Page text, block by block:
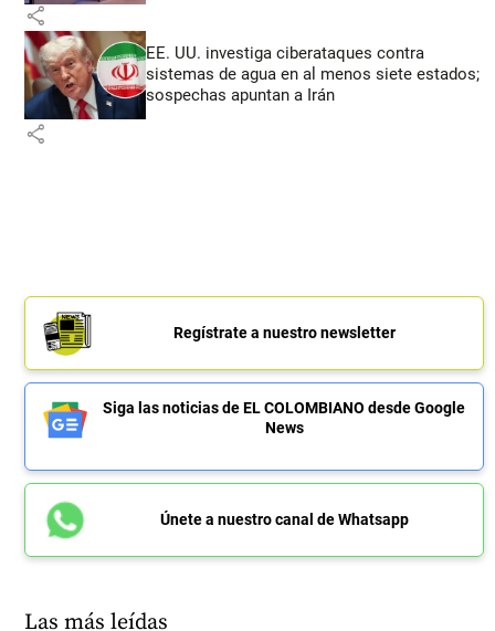
share
EE. UU. investiga ciberataques contra
sistemas de agua en al menos siete estados;
sospechas apuntan a Irán
share
Regístrate a nuestro newsletter
Siga las noticias de EL COLOMBIANO desde Google
News
Únete a nuestro canal de Whatsapp
Las más leídas